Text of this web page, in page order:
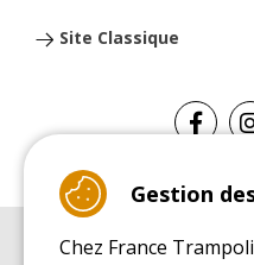
Site Classique
Gestion
Chez France